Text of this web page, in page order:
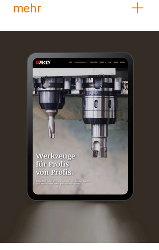
mehr
Denn mit Formholz ist vieles möglich:
und besonderen Projekten, die die
Fantasie für neue Nutzungen bei
neuen Kundegruppen anregen soll.
Die Webseite ist komplett von uns
entwickelt, gestaltet, getextet und mit
dem CMS WIX auch selbst umgesetzt,
einen Programmierer brauchte es